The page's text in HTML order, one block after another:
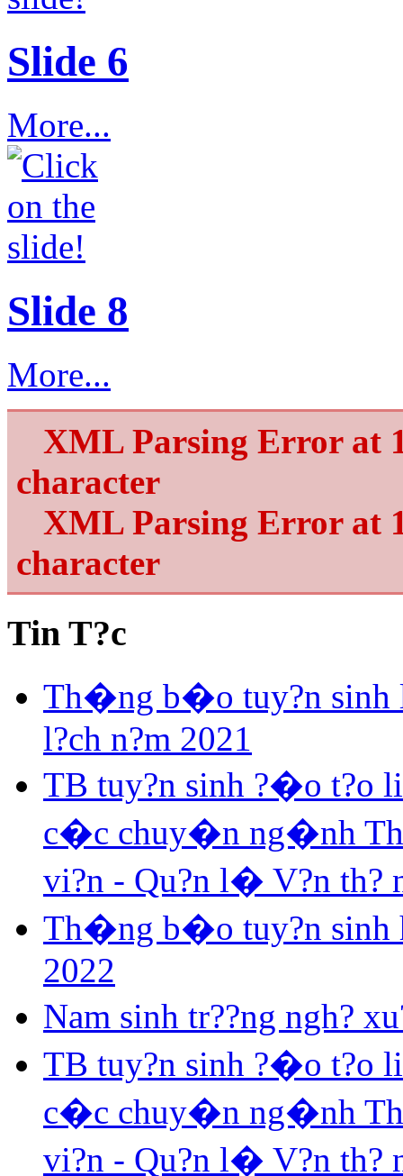
Slide 6
More...
Slide 8
More...
XML Parsing Error at
character
XML Parsing Error at
character
Tin T?c
Th�ng b�o tuy?n
l?ch n?m 2021
TB tuy?n sinh ?�o t?o
c�c chuy�n ng�nh
vi?n - Qu?n l� V?n th?
Th�ng b�o tuy?n sinh
2022
Nam sinh tr??ng ngh?
TB tuy?n sinh ?�o t?o
c�c chuy�n ng�nh
vi?n - Qu?n l� V?n th?